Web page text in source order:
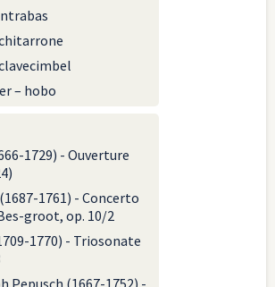
– hobo
1729) - Ouverture
1761) - Concerto
groot, op. 10/2
1770) - Triosonate
Pepusch (1667-1752) -